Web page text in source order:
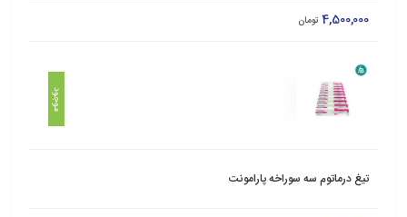
4,500,000 تومان
موجود
تیغ درماتوم سه سوراخه پارامونت